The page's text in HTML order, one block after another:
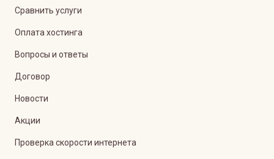
Сравнить услуги
Оплата хостинга
Вопросы и ответы
Договор
Новости
Акции
Проверка скорости интернета